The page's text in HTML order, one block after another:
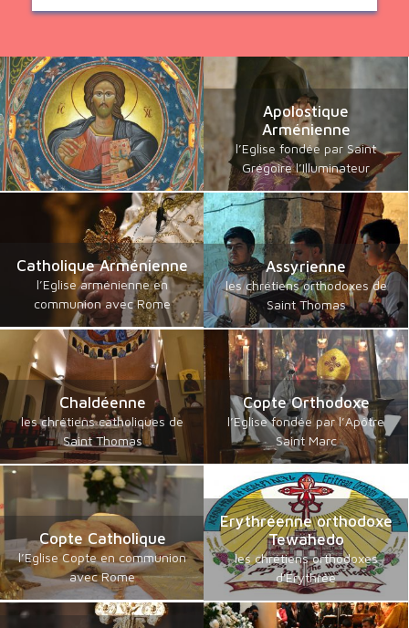
Apolostique
Arménienne
l’Eglise fondée par Saint
Grégoire l’Illuminateur
Catholique Arménienne
l’Eglise arménienne en
communion avec Rome
Assyrienne
les chrétiens orthodoxes de
Saint Thomas
Chaldéenne
les chrétiens catholiques de
Saint Thomas
Copte Orthodoxe
l’Eglise fondée par l’Apôtre
Saint Marc
Copte Catholique
l’Eglise Copte en communion
avec Rome
Erythréenne orthodoxe
Tewahedo
les chrétiens orthodoxes
d'Erythrée